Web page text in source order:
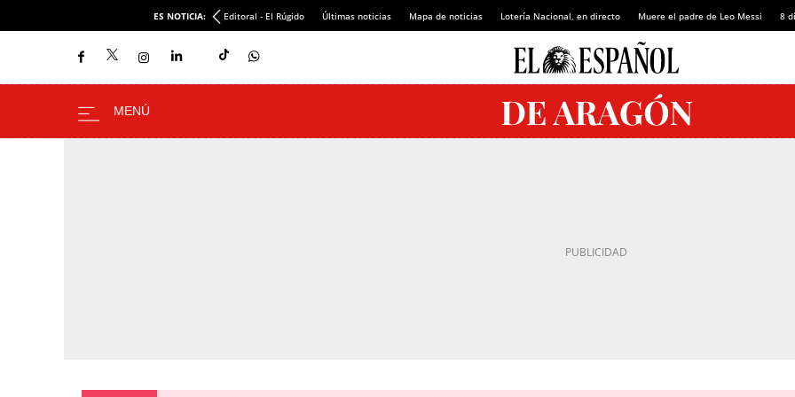
ES NOTICIA: Editoral - El Rúgido Últimas noticias Mapa de noticias Lotería Nacional, en directo Muere el padre de Leo Messi 8